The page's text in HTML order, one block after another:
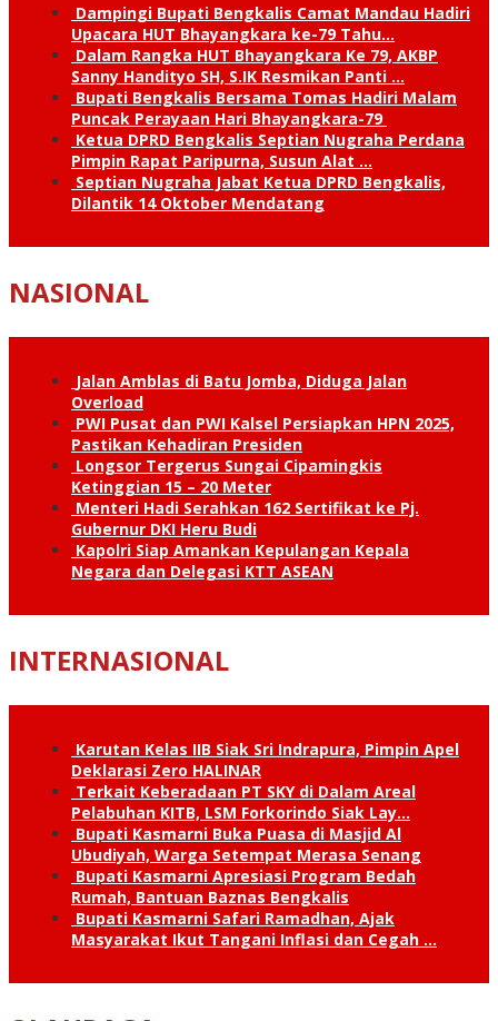
Dampingi Bupati Bengkalis Camat Mandau Hadiri
Upacara HUT Bhayangkara ke-79 Tahu…
Dalam Rangka HUT Bhayangkara Ke 79, AKBP
Sanny Handityo SH, S.IK Resmikan Panti …
Bupati Bengkalis Bersama Tomas Hadiri Malam
Puncak Perayaan Hari Bhayangkara-79
Ketua DPRD Bengkalis Septian Nugraha Perdana
Pimpin Rapat Paripurna, Susun Alat …
Septian Nugraha Jabat Ketua DPRD Bengkalis,
Dilantik 14 Oktober Mendatang
NASIONAL
Jalan Amblas di Batu Jomba, Diduga Jalan
Overload
PWI Pusat dan PWI Kalsel Persiapkan HPN 2025,
Pastikan Kehadiran Presiden
Longsor Tergerus Sungai Cipamingkis
Ketinggian 15 – 20 Meter
Menteri Hadi Serahkan 162 Sertifikat ke Pj.
Gubernur DKI Heru Budi
Kapolri Siap Amankan Kepulangan Kepala
Negara dan Delegasi KTT ASEAN
INTERNASIONAL
Karutan Kelas IIB Siak Sri Indrapura, Pimpin Apel
Deklarasi Zero HALINAR
Terkait Keberadaan PT SKY di Dalam Areal
Pelabuhan KITB, LSM Forkorindo Siak Lay…
Bupati Kasmarni Buka Puasa di Masjid Al
Ubudiyah, Warga Setempat Merasa Senang
Bupati Kasmarni Apresiasi Program Bedah
Rumah, Bantuan Baznas Bengkalis
Bupati Kasmarni Safari Ramadhan, Ajak
Masyarakat Ikut Tangani Inflasi dan Cegah …